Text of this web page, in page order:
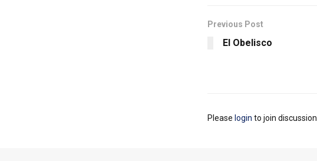
Previous Post
El Obelisco
Please login to join discussion